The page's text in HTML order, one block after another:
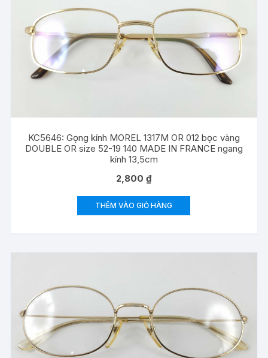
KC5646: Gọng kính MOREL 1317M OR 012 bọc vàng
DOUBLE OR size 52-19 140 MADE IN FRANCE ngang
kính 13,5cm
2,800₫
THÊM VÀO GIỎ HÀNG